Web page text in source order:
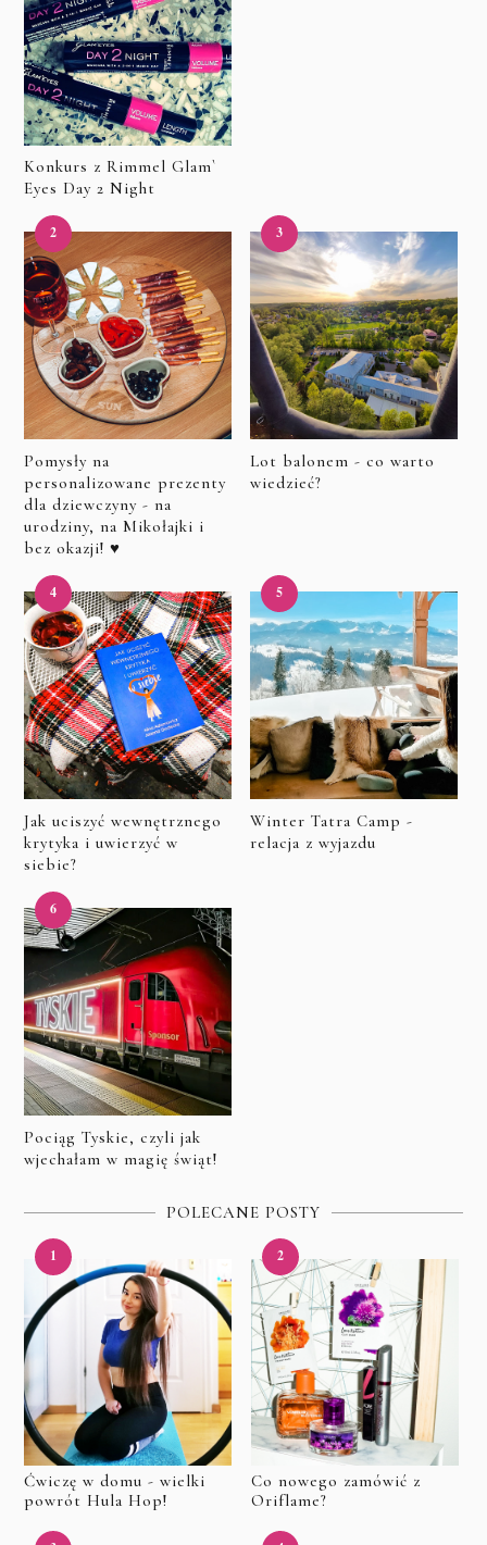
Konkurs z Rimmel Glam`
Eyes Day 2 Night
Pomysły na
personalizowane prezenty
dla dziewczyny - na
urodziny, na Mikołajki i
bez okazji! ♥
Lot balonem - co warto
wiedzieć?
Jak uciszyć wewnętrznego
krytyka i uwierzyć w
siebie?
Winter Tatra Camp -
relacja z wyjazdu
Pociąg Tyskie, czyli jak
wjechałam w magię świąt!
POLECANE POSTY
Ćwiczę w domu - wielki
powrót Hula Hop!
Co nowego zamówić z
Oriflame?